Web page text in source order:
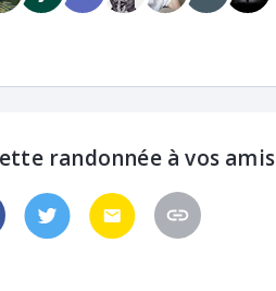
randonnée à vos amis